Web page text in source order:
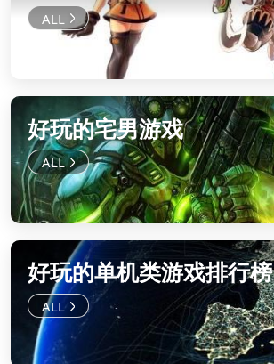
好玩的宅男游戏
好玩的单机类游戏排行榜